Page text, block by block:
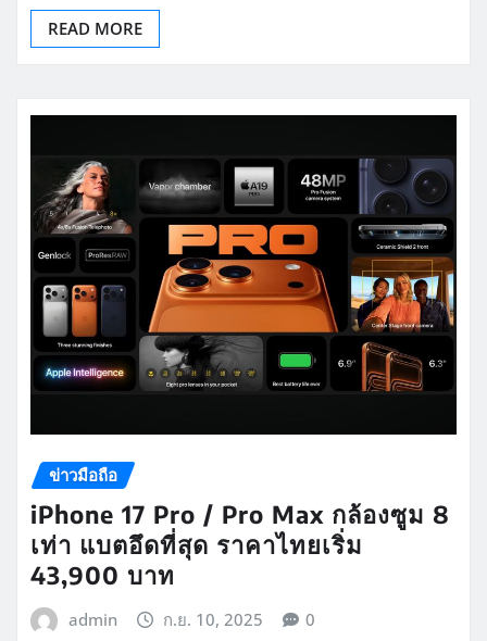
READ MORE
ข่าวมือถือ
iPhone 17 Pro / Pro Max กล้องซูม 8
เท่า แบตอึดที่สุด ราคาไทยเริ่ม
43,900 บาท
admin ก.ย. 10, 2025 0